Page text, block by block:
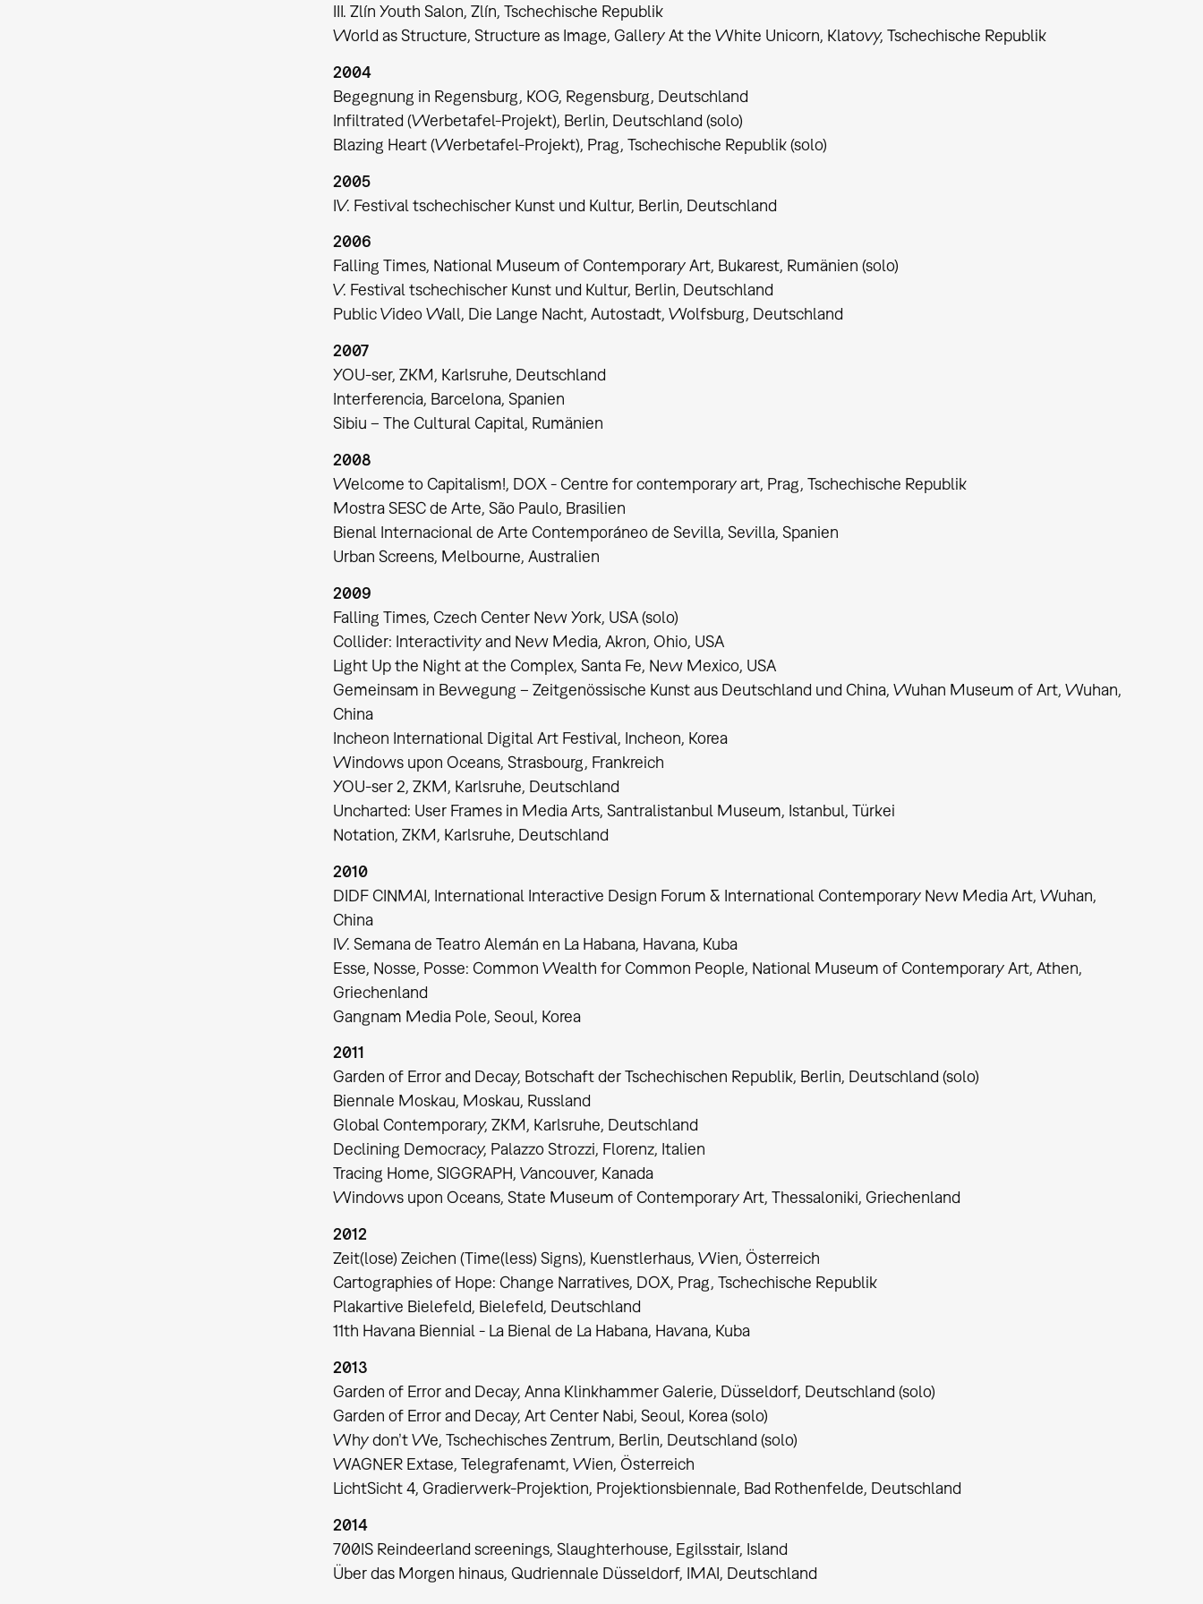
III. Zlín Youth Salon, Zlín, Tschechische Republik
World as Structure, Structure as Image, Gallery At the White Unicorn, Klatovy, Tschechische Republik
2004
Begegnung in Regensburg, KOG, Regensburg, Deutschland
Infiltrated (Werbetafel-Projekt), Berlin, Deutschland (solo)
Blazing Heart (Werbetafel-Projekt), Prag, Tschechische Republik (solo)
2005
IV. Festival tschechischer Kunst und Kultur, Berlin, Deutschland
2006
Falling Times, National Museum of Contemporary Art, Bukarest, Rumänien (solo)
V. Festival tschechischer Kunst und Kultur, Berlin, Deutschland
Public Video Wall, Die Lange Nacht, Autostadt, Wolfsburg, Deutschland
2007
YOU-ser, ZKM, Karlsruhe, Deutschland
Interferencia, Barcelona, Spanien
Sibiu – The Cultural Capital, Rumänien
2008
Welcome to Capitalism!, DOX - Centre for contemporary art, Prag, Tschechische Republik
Mostra SESC de Arte, São Paulo, Brasilien
Bienal Internacional de Arte Contemporáneo de Sevilla, Sevilla, Spanien
Urban Screens, Melbourne, Australien
2009
Falling Times, Czech Center New York, USA (solo)
Collider: Interactivity and New Media, Akron, Ohio, USA
Light Up the Night at the Complex, Santa Fe, New Mexico, USA
Gemeinsam in Bewegung – Zeitgenössische Kunst aus Deutschland und China, Wuhan Museum of Art, Wuhan,
China
Incheon International Digital Art Festival, Incheon, Korea
Windows upon Oceans, Strasbourg, Frankreich
YOU-ser 2, ZKM, Karlsruhe, Deutschland
Uncharted: User Frames in Media Arts, Santralistanbul Museum, Istanbul, Türkei
Notation, ZKM, Karlsruhe, Deutschland
2010
DIDF CINMAI, International Interactive Design Forum & International Contemporary New Media Art, Wuhan,
China
IV. Semana de Teatro Alemán en La Habana, Havana, Kuba
Esse, Nosse, Posse: Common Wealth for Common People, National Museum of Contemporary Art, Athen,
Griechenland
Gangnam Media Pole, Seoul, Korea
2011
Garden of Error and Decay, Botschaft der Tschechischen Republik, Berlin, Deutschland (solo)
Biennale Moskau, Moskau, Russland
Global Contemporary, ZKM, Karlsruhe, Deutschland
Declining Democracy, Palazzo Strozzi, Florenz, Italien
Tracing Home, SIGGRAPH, Vancouver, Kanada
Windows upon Oceans, State Museum of Contemporary Art, Thessaloniki, Griechenland
2012
Zeit(lose) Zeichen (Time(less) Signs), Kuenstlerhaus, Wien, Österreich
Cartographies of Hope: Change Narratives, DOX, Prag, Tschechische Republik
Plakartive Bielefeld, Bielefeld, Deutschland
11th Havana Biennial - La Bienal de La Habana, Havana, Kuba
2013
Garden of Error and Decay, Anna Klinkhammer Galerie, Düsseldorf, Deutschland (solo)
Garden of Error and Decay, Art Center Nabi, Seoul, Korea (solo)
Why don’t We, Tschechisches Zentrum, Berlin, Deutschland (solo)
WAGNER Extase, Telegrafenamt, Wien, Österreich
LichtSicht 4, Gradierwerk-Projektion, Projektionsbiennale, Bad Rothenfelde, Deutschland
2014
700IS Reindeerland screenings, Slaughterhouse, Egilsstair, Island
Über das Morgen hinaus, Qudriennale Düsseldorf, IMAI, Deutschland